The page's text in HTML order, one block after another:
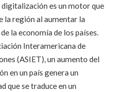
es un motor que
la región al aumentar la
la economía de los países.
Interamericana de
(ASIET), un aumento del
en un país genera un
que se traduce en un